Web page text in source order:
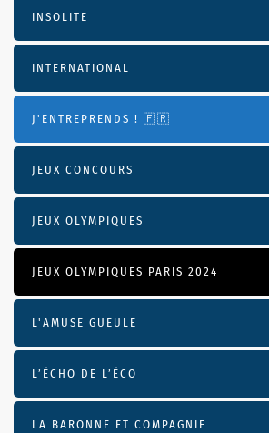
INSOLITE
INTERNATIONAL
J'ENTREPRENDS ! 🇫🇷
JEUX CONCOURS
JEUX OLYMPIQUES
JEUX OLYMPIQUES PARIS 2024
L'AMUSE GUEULE
L’ÉCHO DE L’ÉCO
LA BARONNE ET COMPAGNIE